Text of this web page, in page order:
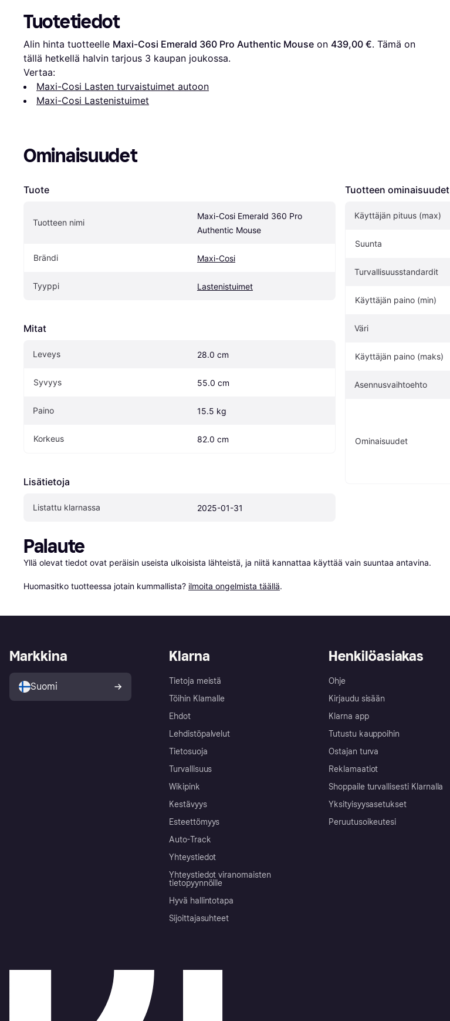
Tuotetiedot
Alin hinta tuotteelle Maxi-Cosi Emerald 360 Pro Authentic Mouse on 439,00 €. Tämä on
tällä hetkellä halvin tarjous 3 kaupan joukossa.
Vertaa:
Maxi-Cosi Lasten turvaistuimet autoon
Maxi-Cosi Lastenistuimet
Ominaisuudet
Tuote
Tuotteen nimi
Maxi-Cosi Emerald 360 Pro
Authentic Mouse
Brändi Maxi-Cosi
Tyyppi Lastenistuimet
Mitat
Leveys 28.0 cm
Syvyys 55.0 cm
Paino 15.5 kg
Korkeus 82.0 cm
Lisätietoja
Listattu klarnassa 2025-01-31
Tuotteen ominaisuudet
Käyttäjän pituus (max)
Suunta
Turvallisuusstandardit
Käyttäjän paino (min)
Väri
Käyttäjän paino (maks)
Asennusvaihtoehto
Ominaisuudet
Palaute
Yllä olevat tiedot ovat peräisin useista ulkoisista lähteistä, ja niitä kannattaa käyttää vain suuntaa antavina.
Huomasitko tuotteessa jotain kummallista? ilmoita ongelmista täällä.
Klarna
Tietoja meistä
Töihin Klarnalle
Ehdot
Lehdistöpalvelut
Tietosuoja
Turvallisuus
Wikipink
Kestävyys
Esteettömyys
Auto-Track
Yhteystiedot
Yhteystiedot viranomaisten
tietopyynnöille
Hyvä hallintotapa
Sijoittajasuhteet
Henkilöasiakas
Ohje
Kirjaudu sisään
Klarna app
Tutustu kauppoihin
Ostajan turva
Reklamaatiot
Shoppaile turvallisesti Klarnalla
Yksityisyysasetukset
Peruutusoikeutesi
Markkina
Suomi